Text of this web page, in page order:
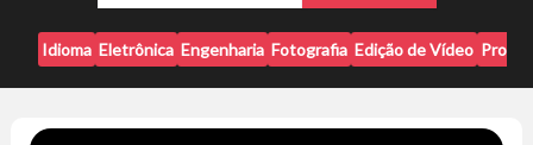
s
q
u
i
a
Idioma Eletrônica Engenharia Fotografia Edição de Vídeo